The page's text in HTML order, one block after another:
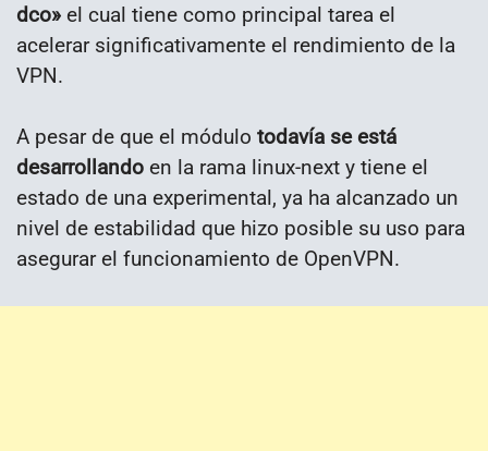
dco» el cual tiene como principal tarea el
acelerar significativamente el rendimiento de la
VPN.
A pesar de que el módulo todavía se está
desarrollando en la rama linux-next y tiene el
estado de una experimental, ya ha alcanzado un
nivel de estabilidad que hizo posible su uso para
asegurar el funcionamiento de OpenVPN.